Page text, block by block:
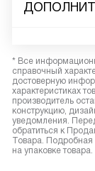
* Все
справочный
достоверную
характеристиках
производитель
конструкцию,
уведомления.
обратиться к
Товара. Подробная
на упаковке